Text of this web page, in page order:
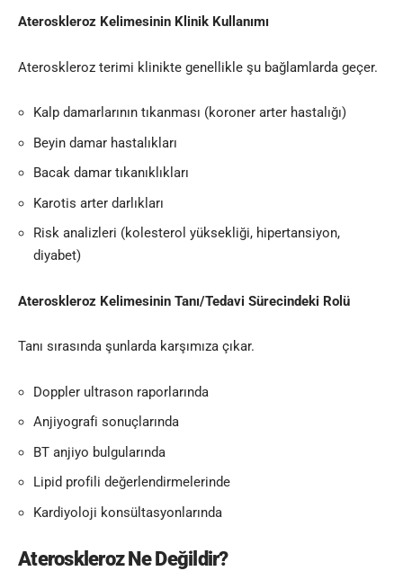
Ateroskleroz Kelimesinin Klinik Kullanımı
Ateroskleroz terimi klinikte genellikle şu bağlamlarda geçer.
Kalp damarlarının tıkanması (koroner arter hastalığı)
Beyin damar hastalıkları
Bacak damar tıkanıklıkları
Karotis arter darlıkları
Risk analizleri (kolesterol yüksekliği, hipertansiyon,
diyabet)
Ateroskleroz Kelimesinin Tanı/Tedavi Sürecindeki Rolü
Tanı sırasında şunlarda karşımıza çıkar.
Doppler ultrason raporlarında
Anjiyografi sonuçlarında
BT anjiyo bulgularında
Lipid profili değerlendirmelerinde
Kardiyoloji konsültasyonlarında
Ateroskleroz Ne Değildir?